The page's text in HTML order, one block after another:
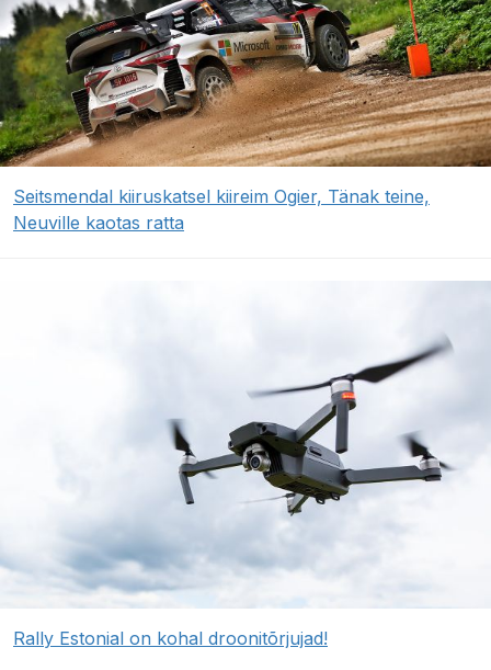
Seitsmendal kiiruskatsel kiireim Ogier, Tänak teine,
Neuville kaotas ratta
Rally Estonial on kohal droonitõrjujad!